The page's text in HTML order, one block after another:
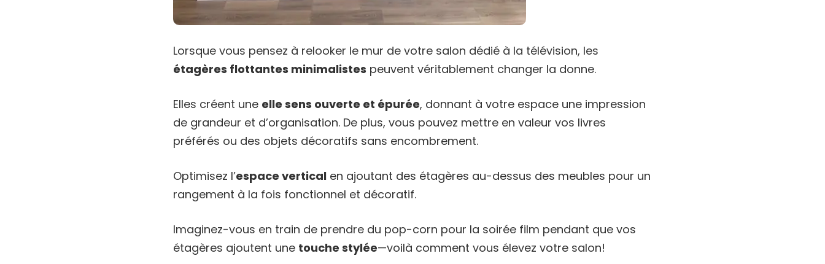
Lorsque vous pensez à relooker le mur de votre salon dédié à la télévision, les
étagères flottantes minimalistes peuvent véritablement changer la donne.
Elles créent une elle sens ouverte et épurée, donnant à votre espace une impression
de grandeur et d’organisation. De plus, vous pouvez mettre en valeur vos livres
préférés ou des objets décoratifs sans encombrement.
Optimisez l’espace vertical en ajoutant des étagères au-dessus des meubles pour un
rangement à la fois fonctionnel et décoratif.
Imaginez-vous en train de prendre du pop-corn pour la soirée film pendant que vos
étagères ajoutent une touche stylée—voilà comment vous élevez votre salon!